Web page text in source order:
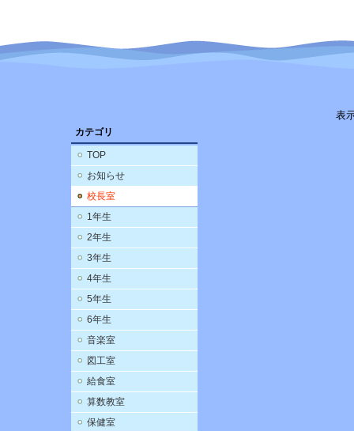
カテゴリ
TOP
お知らせ
校長室
1年生
2年生
3年生
4年生
5年生
6年生
音楽室
図工室
給食室
算数教室
保健室
表